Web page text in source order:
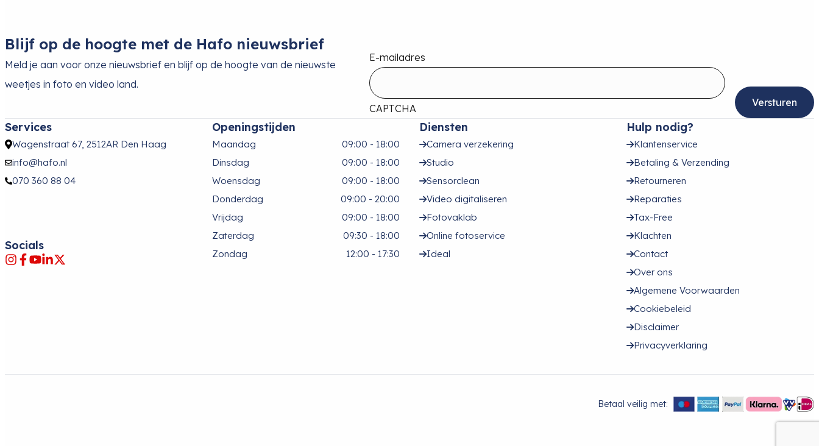
Blijf op de hoogte met de Hafo nieuwsbrief
Meld je aan voor onze nieuwsbrief en blijf op de hoogte van de nieuwste
weetjes in foto en video land.
E-mailadres
CAPTCHA
Services
Wagenstraat 67, 2512AR Den Haag
info@hafo.nl
070 360 88 04
Socials
Openingstijden
Maandag
09:00 - 18:00
Dinsdag
09:00 - 18:00
Woensdag
09:00 - 18:00
Donderdag
09:00 - 20:00
Vrijdag
09:00 - 18:00
Zaterdag
09:30 - 18:00
Zondag
12:00 - 17:30
Diensten
Camera verzekering
Studio
Sensorclean
Video digitaliseren
Fotovaklab
Online fotoservice
Ideal
Hulp nodig?
Klantenservice
Betaling & Verzending
Retourneren
Reparaties
Tax-Free
Klachten
Contact
Over ons
Algemene Voorwaarden
Cookiebeleid
Disclaimer
Privacyverklaring
Betaal veilig met: